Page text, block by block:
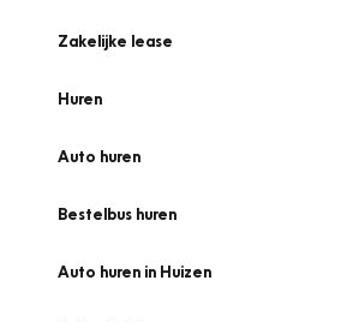
Zakelijke lease
Huren
Auto huren
Bestelbus huren
Auto huren in Huizen